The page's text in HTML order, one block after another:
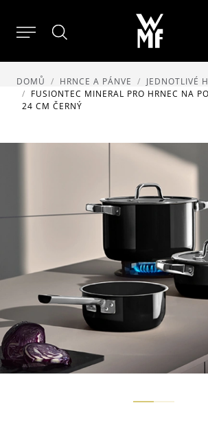
DOMŮ HRNCE A PÁNVE
JEDNOTLIVÉ
FUSIONTEC MINERAL PRO HRNEC NA
24 CM ČERNÝ